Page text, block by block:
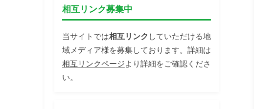
相互リンク募集中
当サイトでは相互リンク していただける地
域メディア様を募集しております。詳細は
相互リンクページより詳細をご確認くださ
い。